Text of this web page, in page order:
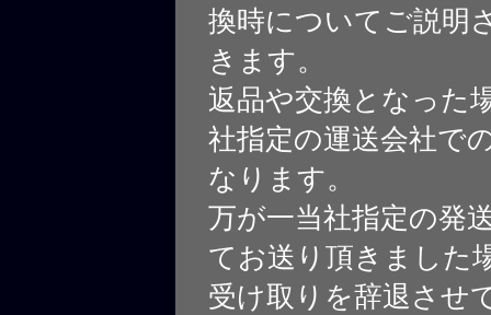
換時についてご説明
きます。
返品や交換となった
社指定の運送会社で
なります。
万が一当社指定の発
てお送り頂きました
受け取りを辞退させ